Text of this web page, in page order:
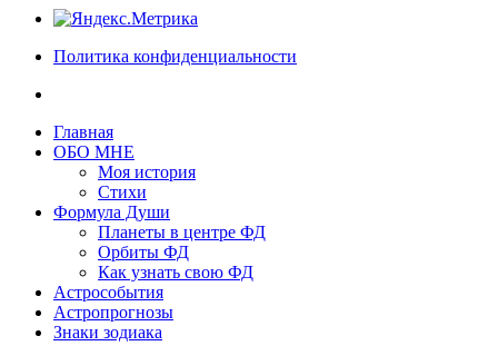
Политика конфиденциальности
Главная
ОБО МНЕ
Моя история
Стихи
Формула Души
Планеты в центре ФД
Орбиты ФД
Как узнать свою ФД
Астрособытия
Астропрогнозы
Знаки зодиака